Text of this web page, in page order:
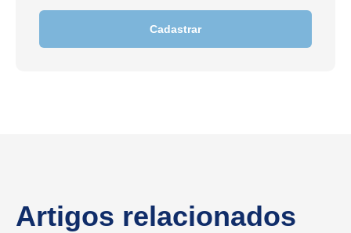
Cadastrar
Artigos relacionados